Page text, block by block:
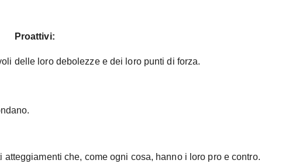
Proattivi:
delle loro debolezze e dei loro punti di forza.
che, come ogni cosa, hanno i loro pro e contro.